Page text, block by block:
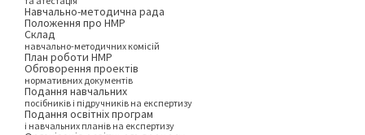
Навчально-методична рада
Положення про НМР
Склад
навчально-методичних комісій
План роботи НМР
Обговорення проектів
нормативних документів
Подання навчальних
посібників і підручників на експертизу
Подання освітніх програм
і навчальних планів на експертизу